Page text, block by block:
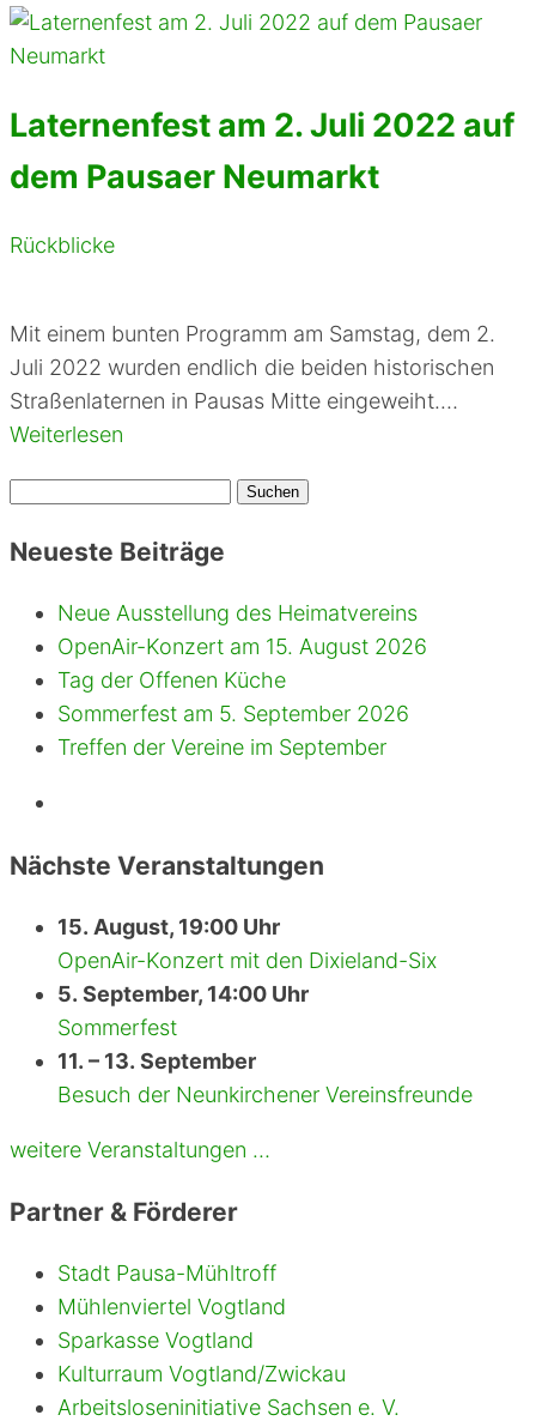
Laternenfest am 2. Juli 2022 auf
dem Pausaer Neumarkt
Rückblicke
Mit einem bunten Programm am Samstag, dem 2.
Juli 2022 wurden endlich die beiden historischen
Straßenlaternen in Pausas Mitte eingeweiht.…
Weiterlesen
Suchen
Neueste Beiträge
Neue Ausstellung des Heimatvereins
OpenAir-Konzert am 15. August 2026
Tag der Offenen Küche
Sommerfest am 5. September 2026
Treffen der Vereine im September
Nächste Veranstaltungen
15. August, 19:00 Uhr
OpenAir-Konzert mit den Dixieland-Six
5. September, 14:00 Uhr
Sommerfest
11. – 13. September
Besuch der Neunkirchener Vereinsfreunde
weitere Veranstaltungen …
Partner & Förderer
Stadt Pausa-Mühltroff
Mühlenviertel Vogtland
Sparkasse Vogtland
Kulturraum Vogtland/Zwickau
Arbeitsloseninitiative Sachsen e. V.